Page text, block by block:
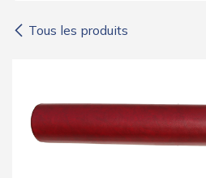
Tous les produits